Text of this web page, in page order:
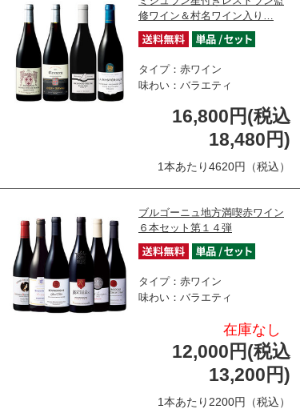
修ワイン＆村名ワイン入り…
タイプ：赤ワイン
味わい：バラエティ
16,800円(税込
18,480円)
1本あたり4620円（税込）
ブルゴーニュ地方満喫赤ワイン
６本セット第１４弾
タイプ：赤ワイン
味わい：バラエティ
在庫なし
12,000円(税込
13,200円)
1本あたり2200円（税込）